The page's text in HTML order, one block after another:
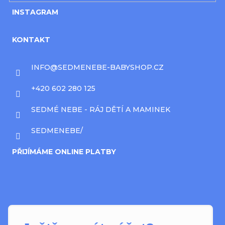
INSTAGRAM
KONTAKT
INFO@SEDMENEBE-BABYSHOP.CZ
+420 602 280 125
SEDMÉ NEBE - RÁJ DĚTÍ A MAMINEK
SEDMENEBE/
PŘIJÍMÁME ONLINE PLATBY